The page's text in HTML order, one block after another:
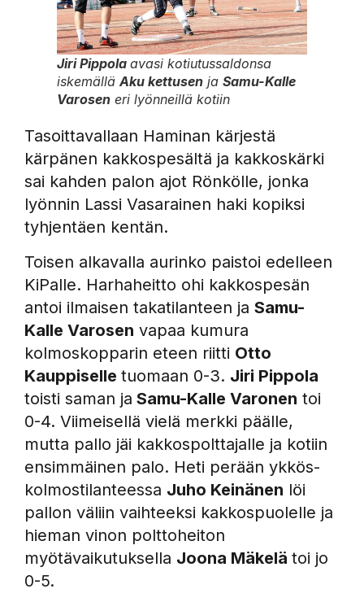
Jiri Pippola avasi kotiutussaldonsa
iskemälläAku kettusen ja Samu-Kalle
Varosen eri lyönneillä kotiin
Tasoittavallaan Haminan kärjestä
kärpänen kakkospesältä ja kakkoskärki
sai kahden palon ajot Rönkölle, jonka
lyönnin Lassi Vasarainen haki kopiksi
tyhjentäen kentän.
Toisen alkavalla aurinko paistoi edelleen
KiPalle. Harhaheitto ohi kakkospesän
antoi ilmaisen takatilanteen ja Samu-
Kalle Varosen vapaa kumura
kolmoskopparin eteen riitti Otto
Kauppiselle tuomaan 0-3. Jiri Pippola
toisti saman ja Samu-Kalle Varonen toi
0-4. Viimeisellä vielä merkki päälle,
mutta pallo jäi kakkospolttajalle ja kotiin
ensimmäinen palo. Heti perään ykkös-
kolmostilanteessa Juho Keinänen löi
pallon väliin vaihteeksi kakkospuolelle ja
hieman vinon polttoheiton
myötävaikutuksella Joona Mäkelä toi jo
0-5.